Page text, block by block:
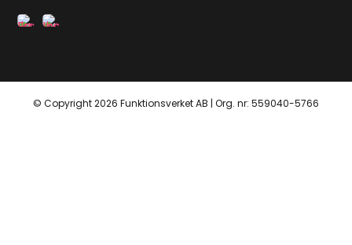
© Copyright 2026 Funktionsverket AB | Org. nr: 559040-5766